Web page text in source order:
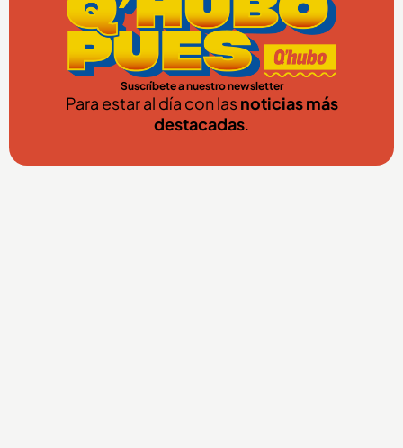
Suscríbete a nuestro newsletter
Para estar al día con lasnoticias más
destacadas.